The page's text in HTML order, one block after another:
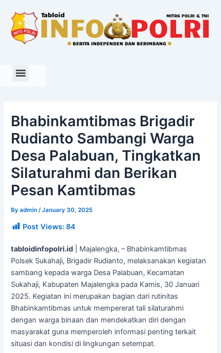
content
Bhabinkamtibmas Brigadir
Rudianto Sambangi Warga
Desa Palabuan, Tingkatkan
Silaturahmi dan Berikan
Pesan Kamtibmas
Byadmin/January 30, 2025
Post Views: 84
tabloidinfopolri.id | Majalengka, – Bhabinkamtibmas
Polsek Sukahaji, Brigadir Rudianto, melaksanakan kegiatan
sambang kepada warga Desa Palabuan, Kecamatan
Sukahaji, Kabupaten Majalengka pada Kamis, 30 Januari
2025. Kegiatan ini merupakan bagian dari rutinitas
Bhabinkamtibmas untuk mempererat tali silaturahmi
dengan warga binaan dan mendekatkan diri dengan
masyarakat guna memperoleh informasi penting terkait
situasi dan kondisi di lingkungan setempat.